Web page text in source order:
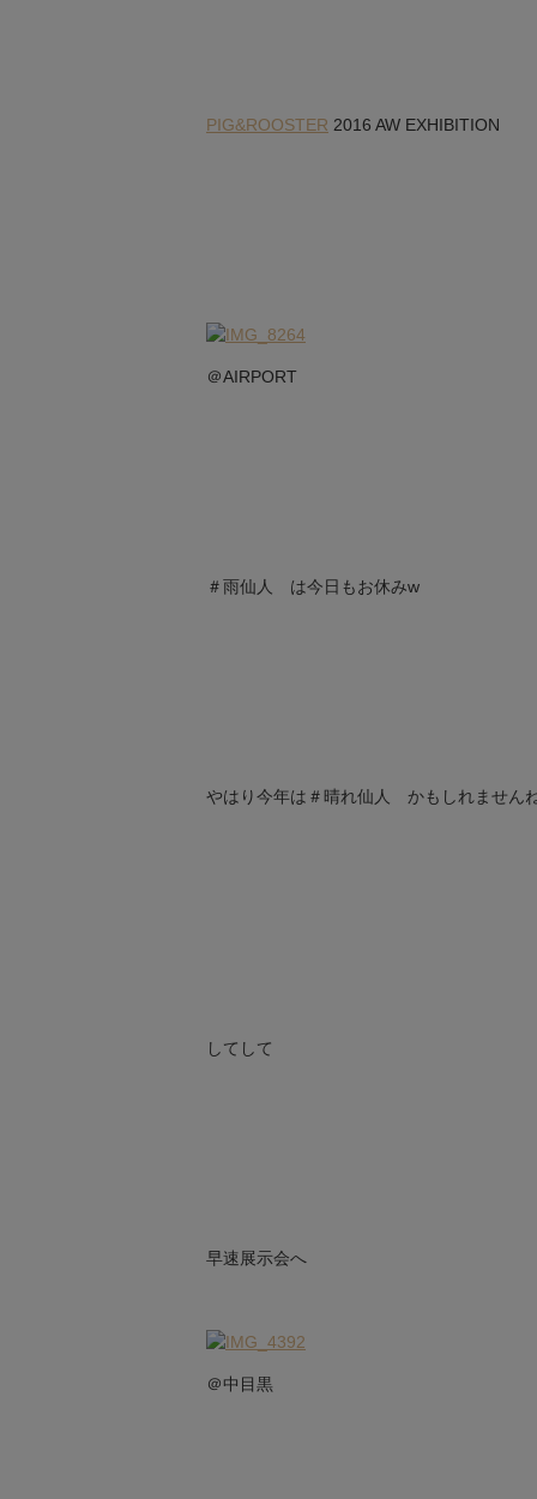
PIG&ROOSTER 2016 AW EXHIBITION
＠AIRPORT
＃雨仙人 は今日もお休みw
やはり今年は＃晴れ仙人 かもしれません
してして
早速展示会へ
＠中目黒